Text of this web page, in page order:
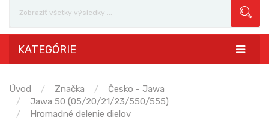
KATEGÓRIE
Úvod Značka
Česko - Jawa
Jawa 50 (05/20/21/23/550/555)
Hromadné delenie dielov